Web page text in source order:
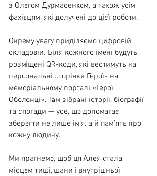
з Олегом Дурмасенком, а також усім
фахівцям, які долучені до цієї роботи.
Окрему увагу приділяємо цифровій
складовій. Біля кожного імені будуть
розміщені QR-коди, які вестимуть на
персональні сторінки Героїв на
меморіальному порталі «Герої
Оболонці». Там зібрані історії, біографії
та спогади — усе, що допомагає
зберегти не лише ім’я, а й пам’ять про
кожну людину.
Ми прагнемо, щоб ця Алея стала
місцем тиші, шани і внутрішньої